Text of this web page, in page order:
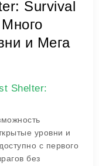
Survival
и Мега
Shelter:
уровни и
с первого
без